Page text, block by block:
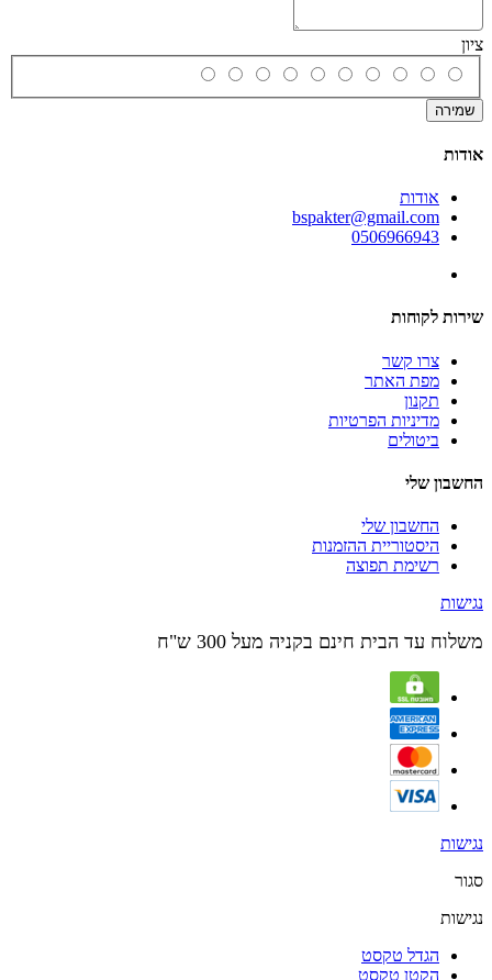
ציון
שמירה
אודות
אודות
bspakter@gmail.com
0506966943
שירות לקוחות
צרו קשר
מפת האתר
תקנון
מדיניות הפרטיות
ביטולים
החשבון שלי
החשבון שלי
היסטוריית ההזמנות
רשימת תפוצה
נגישות
משלוח עד הבית חינם בקניה מעל 300 ש"ח
נגישות
סגור
נגישות
הגדל טקסט
הקטן טקסט